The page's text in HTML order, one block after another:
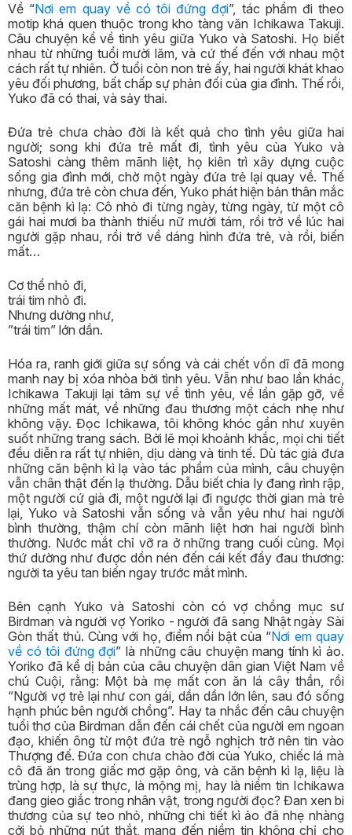
Về “Nơi em quay về có tôi đứng đợi”, tác phẩm đi theo
motip khá quen thuộc trong kho tàng văn Ichikawa Takuji.
Câu chuyện kể về tình yêu giữa Yuko và Satoshi. Họ biết
nhau từ những tuổi mười lăm, và cứ thế đến với nhau một
cách rất tự nhiên. Ở tuổi còn non trẻ ấy, hai người khát khao
yêu đối phương, bất chấp sự phản đối của gia đình. Thế rồi,
Yuko đã có thai, và sảy thai.
Đứa trẻ chưa chào đời là kết quả cho tình yêu giữa hai
người; song khi đứa trẻ mất đi, tình yêu của Yuko và
Satoshi càng thêm mãnh liệt, họ kiên trì xây dựng cuộc
sống gia đình mới, chờ một ngày đứa trẻ lại quay về. Thế
nhưng, đứa trẻ còn chưa đến, Yuko phát hiện bản thân mắc
căn bệnh kì lạ: Cô nhỏ đi từng ngày, từng ngày, từ một cô
gái hai mươi ba thành thiếu nữ mười tám, rồi trở về lúc hai
người gặp nhau, rồi trở về dáng hình đứa trẻ, và rồi, biến
mất…
Cơ thể nhỏ đi,
trái tim nhỏ đi.
Nhưng dường như,
”trái tim” lớn dần.
Hóa ra, ranh giới giữa sự sống và cái chết vốn dĩ đã mong
manh nay bị xóa nhòa bởi tình yêu. Vẫn như bao lần khác,
Ichikawa Takuji lại tâm sự về tình yêu, về lần gặp gỡ, về
những mất mát, về những đau thương một cách nhẹ như
không vậy. Đọc Ichikawa, tôi không khóc gần như xuyên
suốt những trang sách. Bởi lẽ mọi khoảnh khắc, mọi chi tiết
đều diễn ra rất tự nhiên, dịu dàng và tinh tế. Dù tác giả đưa
những căn bệnh kì lạ vào tác phẩm của mình, câu chuyện
vẫn chân thật đến lạ thường. Dẫu biết chia ly đang rình rập,
một người cứ già đi, một người lại đi ngược thời gian mà trẻ
lại, Yuko và Satoshi vẫn sống và vẫn yêu như hai người
bình thường, thậm chí còn mãnh liệt hơn hai người bình
thường. Nước mắt chỉ vỡ ra ở những trang cuối cùng. Mọi
thứ dường như được dồn nén đến cái kết đầy đau thương:
người ta yêu tan biến ngay trước mắt mình.
Bên cạnh Yuko và Satoshi còn có vợ chồng mục sư
Birdman và người vợ Yoriko - người đã sang Nhật ngày Sài
Gòn thất thủ. Cùng với họ, điểm nổi bật của “Nơi em quay
về có tôi đứng đợi” là những câu chuyện mang tính kì ảo.
Yoriko đã kể dị bản của câu chuyện dân gian Việt Nam về
chú Cuội, rằng: Một bà mẹ mất con ăn lá cây thần, rồi
“Người vợ trẻ lại như con gái, dần dần lớn lên, sau đó sống
hạnh phúc bên người chồng”. Hay ta nhắc đến câu chuyện
tuổi thơ của Birdman dẫn đến cái chết của người em ngoan
đạo, khiến ông từ một đứa trẻ ngỗ nghịch trở nên tin vào
Thượng đế. Đứa con chưa chào đời của Yuko, chiếc lá mà
cô đã ăn trong giấc mơ gặp ông, và căn bệnh kì lạ, liệu là
trùng hợp, là sự thực, là mộng mị, hay là niềm tin Ichikawa
đang gieo giắc trong nhân vật, trong người đọc? Đan xen bi
thương của sự teo nhỏ, những chi tiết kì ảo đã nhẹ nhàng
cởi bỏ những nút thắt, mang đến niềm tin không chỉ cho